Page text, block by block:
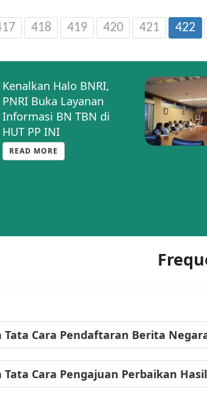
418 419 420 421 422
Kenalkan Halo BNRI,
PNRI Buka Layanan
Informasi BN TBN di
HUT PP INI
READ MORE
Tata Cara Pendaftaran Berita
Tata Cara Pengajuan Perbaikan